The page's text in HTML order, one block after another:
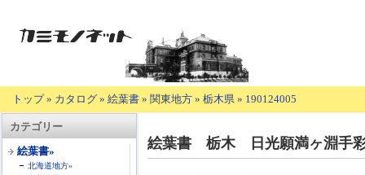
トップ» カタログ » 絵葉書 » 関東地方 » 栃木県 » 190124005
カテゴリー
絵葉書»
北海道地方»
品
の
絵葉書 栃木 日光願満ヶ淵手彩